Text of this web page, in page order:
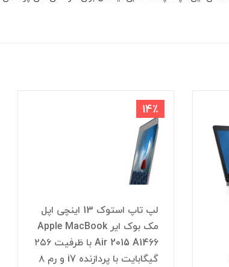
14٪
لپ تاپ استوک 13 اینچی اپل
مک بوک ایر Apple MacBook
Air 2015 A1466 با ظرفیت ۲۵۶
گیگابایت با پردازنده i7 و رم ۸